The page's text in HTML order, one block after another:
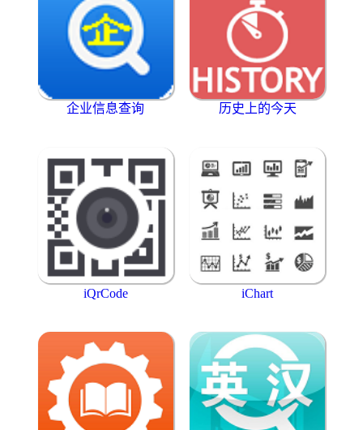
企业信息查询 历史上的今天
iQrCode iChart